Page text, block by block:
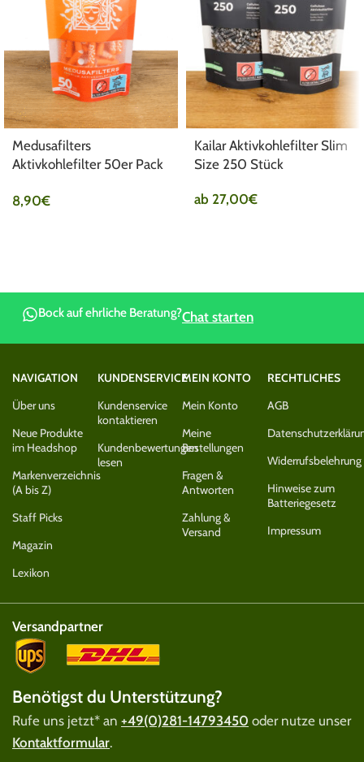
Medusafilters
Aktivkohlefilter 50er Pack
8,90€
Kailar Aktivkohlefilter Slim
Size 250 Stück
ab 27,00€
Bock auf ehrliche Beratung?Chat starten
NAVIGATION
Über uns
Neue Produkte
im Headshop
Markenverzeichnis
(A bis Z)
Staff Picks
Magazin
Lexikon
KUNDENSERVICE
Kundenservice
kontaktieren
Kundenbewertungen
lesen
MEIN KONTO
Mein Konto
Meine
Bestellungen
Fragen &
Antworten
Zahlung &
Versand
RECHTLICHES
AGB
Widerrufsbelehrung
Hinweise zum
Batteriegesetz
Impressum
Versandpartner
Benötigst du Unterstützung?
Rufe uns jetzt* an +49(0)281-14793450 oder nutze unser
Kontaktformular.